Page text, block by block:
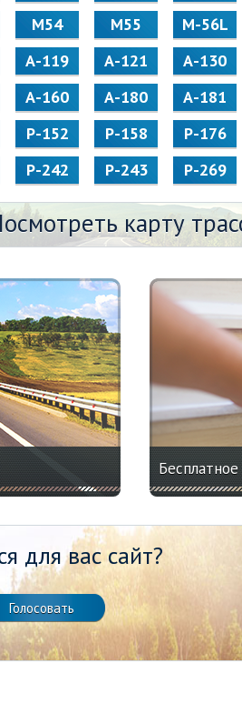
М54 М55 M-56L
А-119 А-121 А-130
А-160 А-180 А-181
Р-152 Р-158 Р-176
Р-242 Р-243 Р-269
карту
для вас сайт?